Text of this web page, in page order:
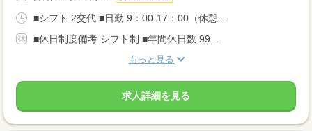
■シフト 2交代 ■日勤 9：00-17：00（休憩...
■休日制度備考 シフト制 ■年間休日数 99...
もっと見る
求人詳細を見る